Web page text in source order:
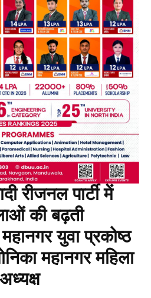
रीजनल पार्टी में
की बढ़ती
युवा प्रकोष्ठ
महानगर महिला